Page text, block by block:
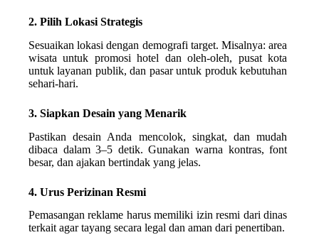
2. Pilih Lokasi Strategis
Sesuaikan lokasi dengan demografi target. Misalnya: area
wisata untuk promosi hotel dan oleh-oleh, pusat kota
untuk layanan publik, dan pasar untuk produk kebutuhan
sehari-hari.
3. Siapkan Desain yang Menarik
Pastikan desain Anda mencolok, singkat, dan mudah
dibaca dalam 3–5 detik. Gunakan warna kontras, font
besar, dan ajakan bertindak yang jelas.
4. Urus Perizinan Resmi
Pemasangan reklame harus memiliki izin resmi dari dinas
terkait agar tayang secara legal dan aman dari penertiban.